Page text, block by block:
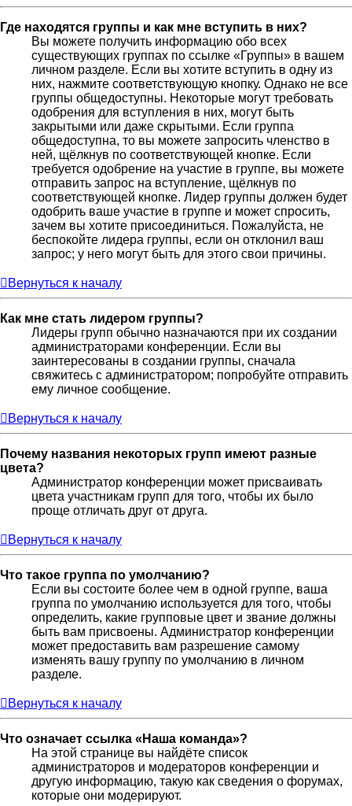
Где находятся группы и как мне вступить в них?
Вы можете получить информацию обо всех
существующих группах по ссылке «Группы» в вашем
личном разделе. Если вы хотите вступить в одну из
них, нажмите соответствующую кнопку. Однако не все
группы общедоступны. Некоторые могут требовать
одобрения для вступления в них, могут быть
закрытыми или даже скрытыми. Если группа
общедоступна, то вы можете запросить членство в
ней, щёлкнув по соответствующей кнопке. Если
требуется одобрение на участие в группе, вы можете
отправить запрос на вступление, щёлкнув по
соответствующей кнопке. Лидер группы должен будет
одобрить ваше участие в группе и может спросить,
зачем вы хотите присоединиться. Пожалуйста, не
беспокойте лидера группы, если он отклонил ваш
запрос; у него могут быть для этого свои причины.
Вернуться к началу
Как мне стать лидером группы?
Лидеры групп обычно назначаются при их создании
администраторами конференции. Если вы
заинтересованы в создании группы, сначала
свяжитесь с администратором; попробуйте отправить
ему личное сообщение.
Вернуться к началу
Почему названия некоторых групп имеют разные
цвета?
Администратор конференции может присваивать
цвета участникам групп для того, чтобы их было
проще отличать друг от друга.
Вернуться к началу
Что такое группа по умолчанию?
Если вы состоите более чем в одной группе, ваша
группа по умолчанию используется для того, чтобы
определить, какие групповые цвет и звание должны
быть вам присвоены. Администратор конференции
может предоставить вам разрешение самому
изменять вашу группу по умолчанию в личном
разделе.
Вернуться к началу
Что означает ссылка «Наша команда»?
На этой странице вы найдёте список
администраторов и модераторов конференции и
другую информацию, такую как сведения о форумах,
которые они модерируют.